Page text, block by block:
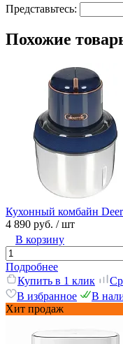
Представьтесь:
Похожие
Кухонный комбайн
4 890 руб. / шт
В корзину
Подробнее
Купить в 1 клик
В избранное
В
Хит продаж